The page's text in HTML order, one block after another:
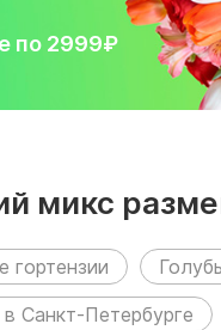
по 2999₽
микс
гортензии
Санкт-Петербурге